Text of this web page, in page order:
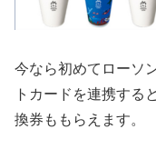
今なら初めてローソ
トカードを連携する
換券ももらえます。